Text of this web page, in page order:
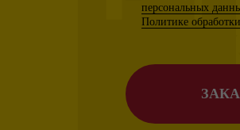
персональных
Политике